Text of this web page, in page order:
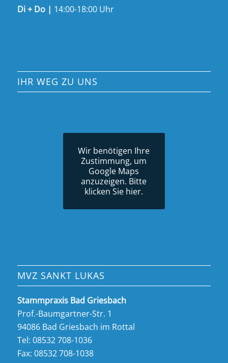
Di + Do | 14:00-18:00 Uhr
IHR WEG ZU UNS
Wir benötigen Ihre
Zustimmung, um
Google Maps
anzuzeigen. Bitte
klicken Sie hier.
MVZ SANKT LUKAS
Stammpraxis Bad Griesbach
Prof.-Baumgartner-Str. 1
94086 Bad Griesbach im Rottal
Tel: 08532 708-1036
Fax: 08532 708-1038